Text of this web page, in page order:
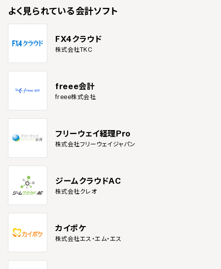
半期での帳簿作成
四半期での帳簿作成
国税電子申告（e-TAX）対応
電子帳簿保存
電子帳簿保存法対応
米ドル
人民元
韓国ウォン
欧州ユーロ
英ポンド
メキシコ・ペソ
よく見られている会計ソフト
FX4クラウド
株式会社TKC
freee会計
freee株式会社
フリーウェイ経理Pro
株式会社フリーウェイジャパン
ジームクラウドAC
株式会社クレオ
カイポケ
株式会社エス・エム・エス